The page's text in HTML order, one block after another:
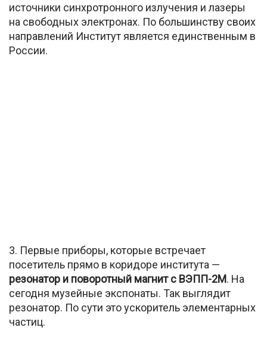
источники синхротронного излучения и лазеры
на свободных электронах. По большинству своих
направлений Институт является единственным в
России.
3. Первые приборы, которые встречает
посетитель прямо в коридоре института —
резонатор и поворотный магнит с ВЭПП-2М. На
сегодня музейные экспонаты. Так выглядит
резонатор. По сути это ускоритель элементарных
частиц.